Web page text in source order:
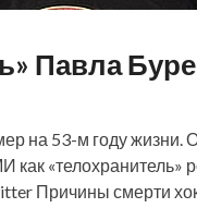
Павла Буре
на 53-м году жизни.
как
Причины смерти